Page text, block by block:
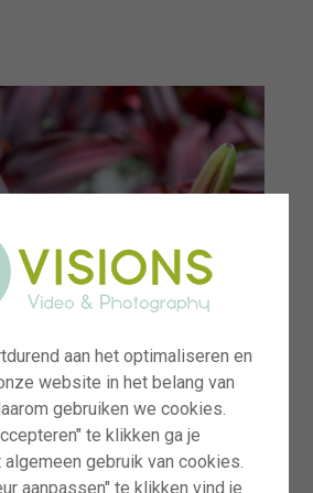
aan het optimaliseren en
website in het belang van
gebruiken we cookies.
te klikken ga je
gebruik van cookies.
aanpassen" te klikken vind je